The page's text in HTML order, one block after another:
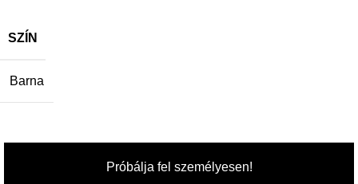
SZÍN
Barna
Próbálja fel személyesen!